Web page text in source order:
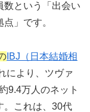
。年代に合わ
。
数という「出会い
」です。
IBJ（日本結婚相
により、ツヴァ
9.4万人のネット
。これは、30代